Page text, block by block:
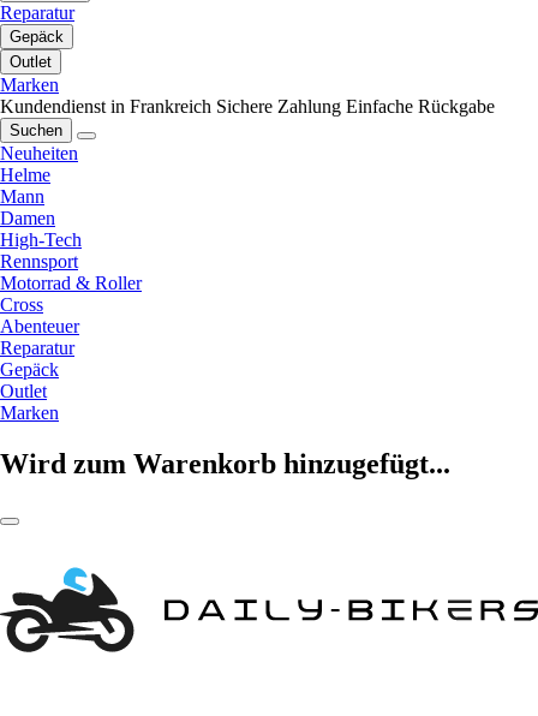
Reparatur
Gepäck
Outlet
Marken
Kundendienst in Frankreich Sichere Zahlung Einfache Rückgabe
Suchen
Neuheiten
Helme
Mann
Damen
High-Tech
Rennsport
Motorrad & Roller
Cross
Abenteuer
Reparatur
Gepäck
Outlet
Marken
Wird zum Warenkorb hinzugefügt...